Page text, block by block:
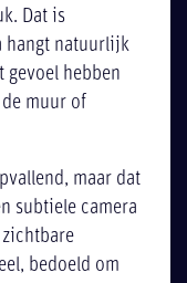
Dat is
hangt natuurlijk
gevoel hebben
muur of
maar dat
subtiele camera
bedoeld om